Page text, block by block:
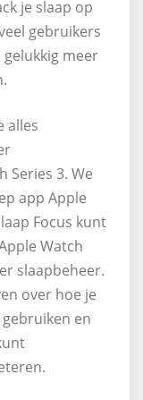
je slaap op
gebruikers
meer
alles
Series 3. We
app Apple
Focus kunt
Watch
slaapbeheer.
over hoe je
en